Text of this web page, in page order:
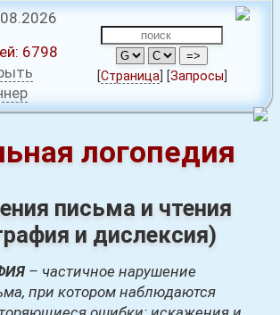
6798
[Страница [Запросы
логопедия
письма и чтения
и дислексия)
– частичное нарушение
при котором наблюдаются